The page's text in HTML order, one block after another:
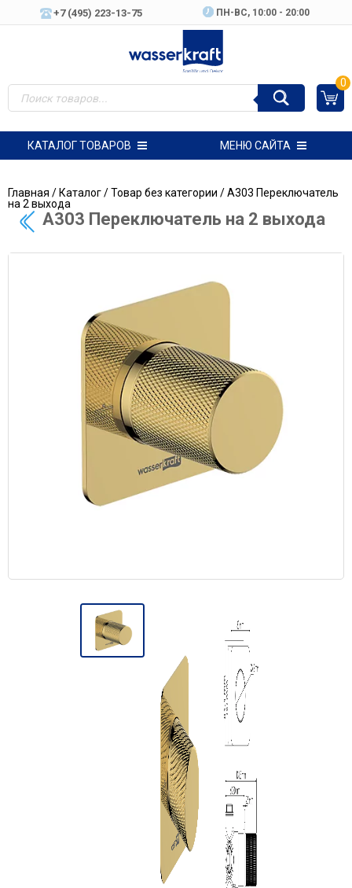
+7 (495) 223-13-75 ПН-ВC, 10:00 - 20:00
0
КАТАЛОГ ТОВАРОВ МЕНЮ САЙТА
Главная /Каталог/Товар без категории / A303 Переключатель
на 2 выхода
A303 Переключатель на 2 выхода